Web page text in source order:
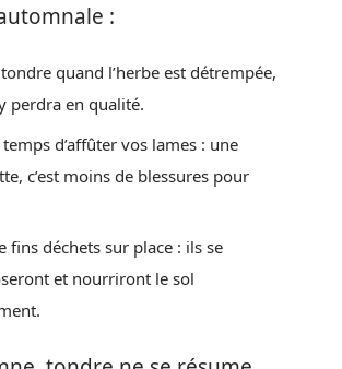
:
quand l’herbe est détrempée,
perdra en qualité.
d’affûter vos lames : une
c’est moins de blessures pour
fins déchets sur place : ils se
et nourriront le sol